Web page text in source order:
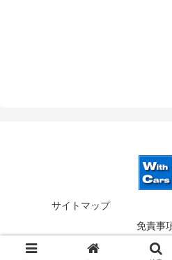
サイトマップ
免責事
© 2019-2026 ウィズカーズ｜